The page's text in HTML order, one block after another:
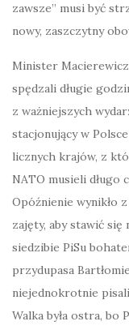
zawsze” musi być
nowy, zaszczytny
Minister
spędzali długie
z ważniejszych
stacjonujący w
licznych krajów, z
NATO musieli długo
Opóźnienie wynikło
zajęty, aby stawić
siedzibie PiSu
przydupasa
niejednokrotnie
Walka była ostra, bo